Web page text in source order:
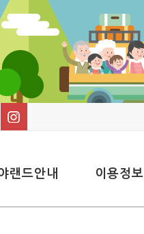
랜드안내 이용정보